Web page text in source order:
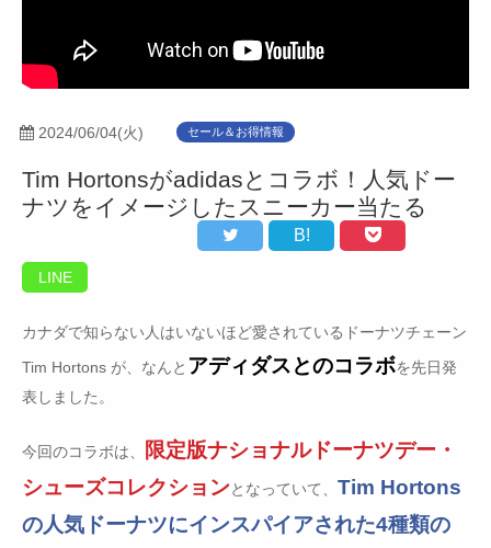
2024/06/04(火) セール＆お得情報
Tim Hortonsがadidasとコラボ！人気ドー
ナツをイメージしたスニーカー当たる
B!
LINE
カナダで知らない人はいないほど愛されているドーナツチェーン
Tim Hortons が、なんと アディダスとのコラボを先日発
表しました。
今回のコラボは、
限定版ナショナルドーナツデー・
シューズコレクションとなっていて、 Tim Hortons
の人気ドーナツにインスパイアされた4種類の